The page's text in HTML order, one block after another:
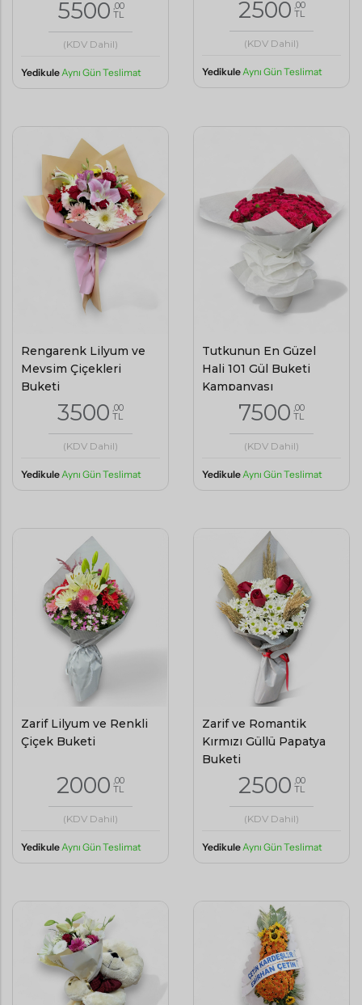
5500 ,00
TL
(KDV Dahil)
YedikuleAynı Gün Teslimat
2500 ,00
TL
(KDV Dahil)
Yedikule Aynı Gün Teslimat
Rengarenk Lilyum ve
Mevsim Çiçekleri
Buketi
3500 ,00
TL
(KDV Dahil)
YedikuleAynı Gün Teslimat
Tutkunun En Güzel
Hali 101 Gül Buketi
Kampanyası
7500 ,00
TL
(KDV Dahil)
YedikuleAynı Gün Teslimat
Zarif Lilyum ve Renkli
Çiçek Buketi
2000 ,00
TL
(KDV Dahil)
YedikuleAynı Gün Teslimat
Zarif ve Romantik
Kırmızı Güllü Papatya
Buketi
2500 ,00
TL
(KDV Dahil)
YedikuleAynı Gün Teslimat